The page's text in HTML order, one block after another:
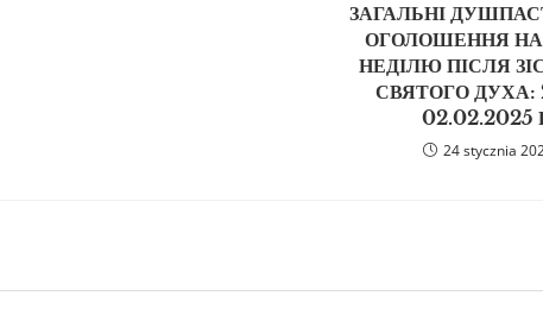
ЗАГАЛЬНІ
ОГОЛОШЕННЯ
НЕДІЛЮ ПІСЛЯ
СВЯТОГО ДУХА:
02.02.2025
24 stycznia